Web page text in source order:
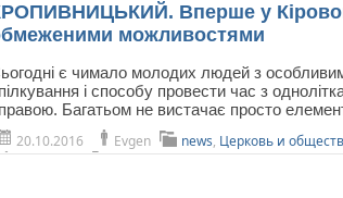
Вперше у
можливостями
є чимало молодих людей з
і способу провести час з
Багатьом не вистачає просто
20.10.2016
Evgen news, Церковь и